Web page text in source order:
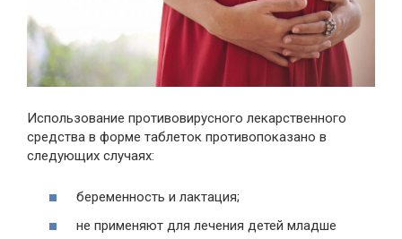
Использование противовирусного лекарственного
средства в форме таблеток противопоказано в
следующих случаях:
беременность и лактация;
не применяют для лечения детей младше